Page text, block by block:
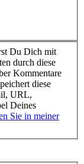
Du Dich mit
durch diese
Kommentare
diese
URL,
Deines
Sie in meiner